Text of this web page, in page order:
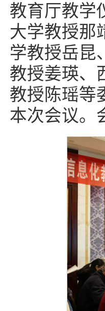
教育厅教学
大学教授那
学教授岳昆
教授姜瑛、
教授陈瑶等
本次会议。